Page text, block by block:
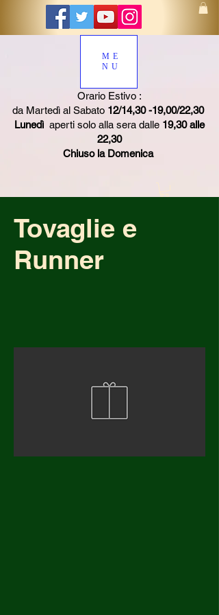
ME
NU
Orario Estivo :
da Martedì al Sabato 12/14,30 -19,00/22,30
Lunedì aperti solo alla sera dalle 19,30 alle
22,30
Chiuso la Domenica
Tovaglie e
Runner